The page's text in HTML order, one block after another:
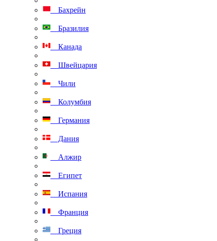
Бахрейн
Бразилия
Канада
Швейцария
Чили
Колумбия
Германия
Дания
Алжир
Египет
Испания
Франция
Греция